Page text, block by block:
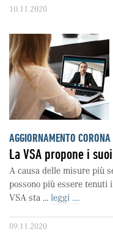
10.11.2020
AGGIORNAMENTO CORONA
La VSA propone i
A causa delle misure più
possono più essere tenuti
VSA sta ... leggi ....
09.11.2020